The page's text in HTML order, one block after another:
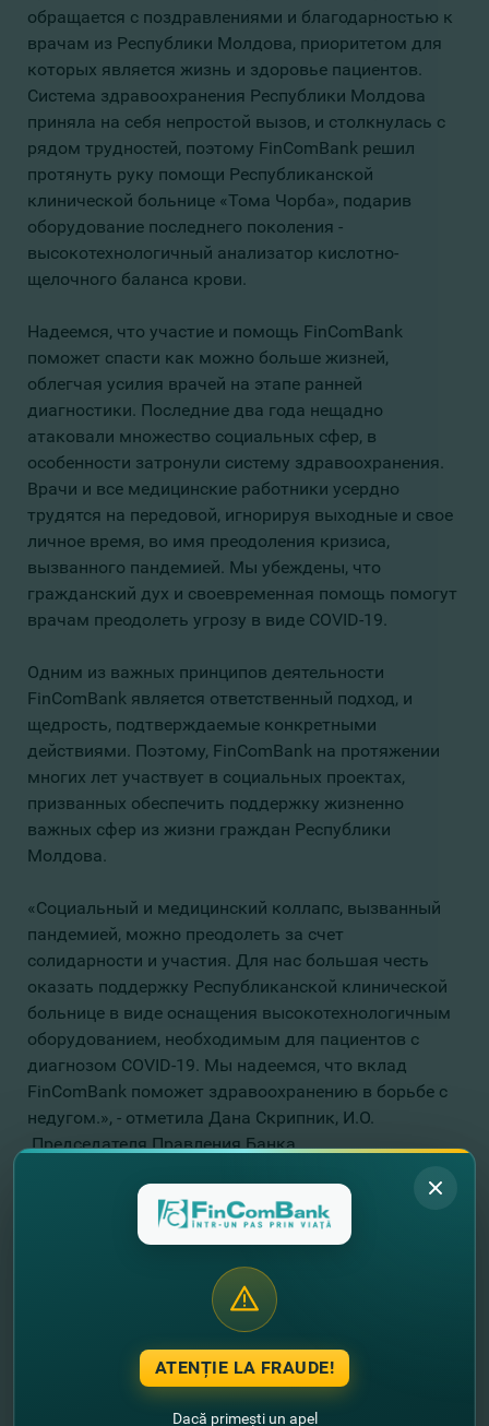
обращается с поздравлениями и благодарностью к
врачам из Республики Молдова, приоритетом для
которых является жизнь и здоровье пациентов.
Система здравоохранения Республики Молдова
приняла на себя непростой вызов, и столкнулась с
рядом трудностей, поэтому FinComBank решил
протянуть руку помощи Республиканской
клинической больнице «Тома Чорба», подарив
оборудование последнего поколения -
высокотехнологичный анализатор кислотно-
щелочного баланса крови.
Надеемся, что участие и помощь FinComBank
поможет спасти как можно больше жизней,
облегчая усилия врачей на этапе ранней
диагностики. Последние два года нещадно
атаковали множество социальных сфер, в
особенности затронули систему здравоохранения.
Врачи и все медицинские работники усердно
трудятся на передовой, игнорируя выходные и свое
личное время, во имя преодоления кризиса,
вызванного пандемией. Мы убеждены, что
гражданский дух и своевременная помощь помогут
врачам преодолеть угрозу в виде COVID-19.
Одним из важных принципов деятельности
FinComBank является ответственный подход, и
щедрость, подтверждаемые конкретными
действиями. Поэтому, FinComBank на протяжении
многих лет участвует в социальных проектах,
призванных обеспечить поддержку жизненно
важных сфер из жизни граждан Республики
Молдова.
«Социальный и медицинский коллапс, вызванный
пандемией, можно преодолеть за счет
солидарности и участия. Для нас большая честь
оказать поддержку Республиканской клинической
больнице в виде оснащения высокотехнологичным
оборудованием, необходимым для пациентов с
диагнозом COVID-19. Мы надеемся, что вклад
FinComBank поможет здравоохранению в борьбе с
недугом.», - отметила Дана Скрипник, И.О.
Председателя Правления Банка.
Анализатор кислотно-щелочного баланса крови
незаменим при медицинском обследовании
пациентов с диагнозом COVID-19 из отделений
интенсивной терапии. Он оценивает около 27
параметров, являясь одним из самых быстрых
систем для определения уровня газов,
электролитов и метаболитов в крови, и позволяет
оперативно поставить правильный диагноз
ATENȚIE LA FRAUDE!
Dacă primești un apel